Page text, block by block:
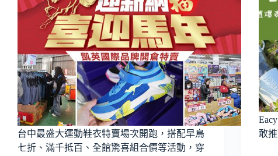
台中最盛大運動鞋衣特賣場次開跑，搭配早鳥
七折、滿千抵百、全館驚喜組合價等活動，穿
敢